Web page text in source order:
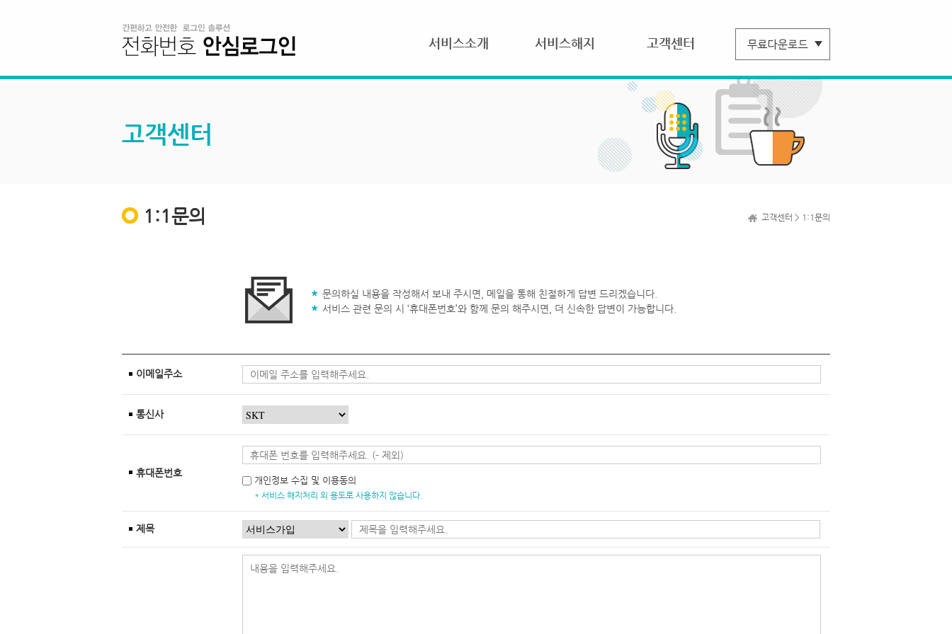
서비스소개 서비스해지 고객센터
고객센터
1:1문의 고객센터 > 1:1문의
문의하실 내용을 작성해서 보내 주시면, 메일을 통해 친절하게 답변 드리겠습니다.
서비스 관련 문의 시 ‘휴대폰번호’와 함께 문의 해주시면, 더 신속한 답변이 가능합니다.
이메일주소
통신사
휴대폰번호
개인정보 수집 및 이용동의
* 서비스 해지처리 외 용도로 사용하지 않습니다.
제목